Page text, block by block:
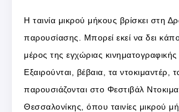
Η ταινία μικρού μήκους βρίσκει στη
παρουσίασης. Μπορεί εκεί να δει
μέρος της εγχώριας
Εξαιρούνται, βέβαια, τα ντοκιμαντέρ,
παρουσιάζονται στο Φεστιβάλ
Θεσσαλονίκης, όπου ταινίες μικρού